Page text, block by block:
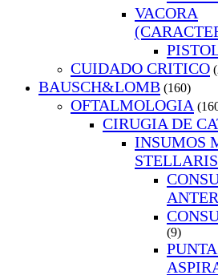
VACORA
CUIDADO CRITICO
BAUSCH&LOMB (160)
OFTALMOLOGIA
CIRUGIA DE
INSUMOS
STELLARIS
(9)